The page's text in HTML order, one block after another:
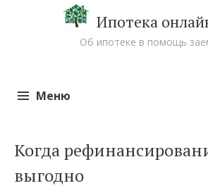
Ипотека
Об ипотеке в помощь
Меню
Когда
выгодно